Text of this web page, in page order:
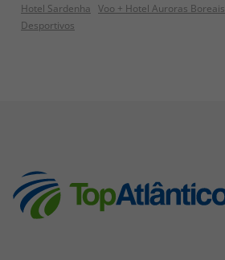
Hotel Sardenha Voo + Hotel Auroras Boreais
Desportivos